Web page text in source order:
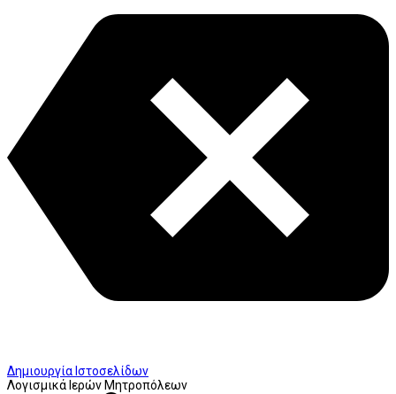
Δημιουργία Ιστοσελίδων
Λογισμικά Ιερών Μητροπόλεων